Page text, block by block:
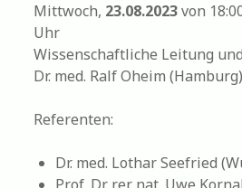
Mittwoch, 23.08.2023von
Uhr
Wissenschaftliche Leitung
Dr. med. Ralf Oheim (Hamburg)
Referenten:
Dr. med. Lothar Seefried